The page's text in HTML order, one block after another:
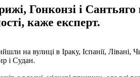
Гонконзі і Сантьяго
каже експерт.
на вулиці в Іраку, Іспанії,
і Судан.